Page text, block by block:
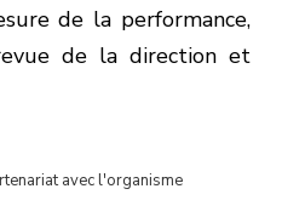
de la performance,
de la direction et
avec l'organisme